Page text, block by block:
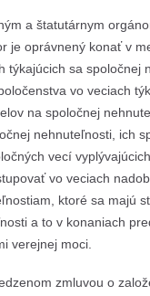
a štatutárnym
je oprávnený konať v
týkajúcich sa spoločnej
vo veciach
na spoločnej
nehnuteľnosti, ich
vecí
vo veciach
ktoré sa majú
a to v konaniach
verejnej moci.
zmluvou o